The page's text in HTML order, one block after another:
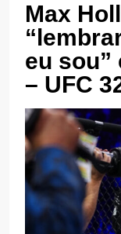
Max
eu sou”
– UFC